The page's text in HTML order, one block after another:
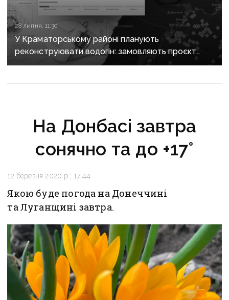
28 липня, 11:30
У Краматорському районі планують
реконструювати водогін: замовляють проєкт
за майже 2 мільйони
На Донбасі завтра
сонячно та до +17°
12 березня 2020 р., 17:44
Якою буде погода на Донеччині
та Луганщині завтра.